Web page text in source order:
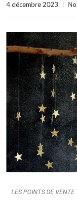
4 décembre 2023
LES POINTS DE VENTE